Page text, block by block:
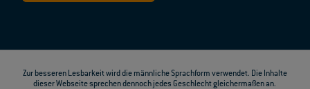
Zur besseren Lesbarkeit wird die männliche Sprachform verwendet. Die Inhalte
dieser Webseite sprechen dennoch jedes Geschlecht gleichermaßen an.